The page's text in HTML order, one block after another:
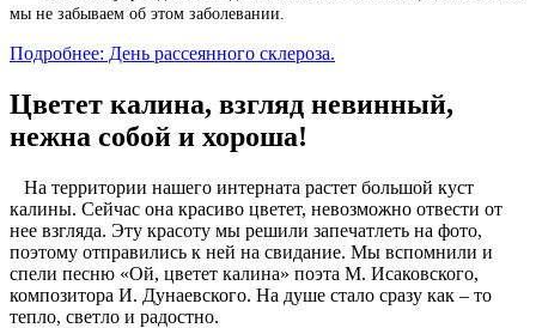
мы не забываем об этом заболевании.
Подробнее: День рассеянного склероза.
Цветет калина, взгляд невинный,
нежна собой и хороша!
На территории нашего интерната растет большой куст
калины. Сейчас она красиво цветет, невозможно отвести от
нее взгляда. Эту красоту мы решили запечатлеть на фото,
поэтому отправились к ней на свидание. Мы вспомнили и
спели песню «Ой, цветет калина» поэта М. Исаковского,
композитора И. Дунаевского. На душе стало сразу как – то
тепло, светло и радостно.